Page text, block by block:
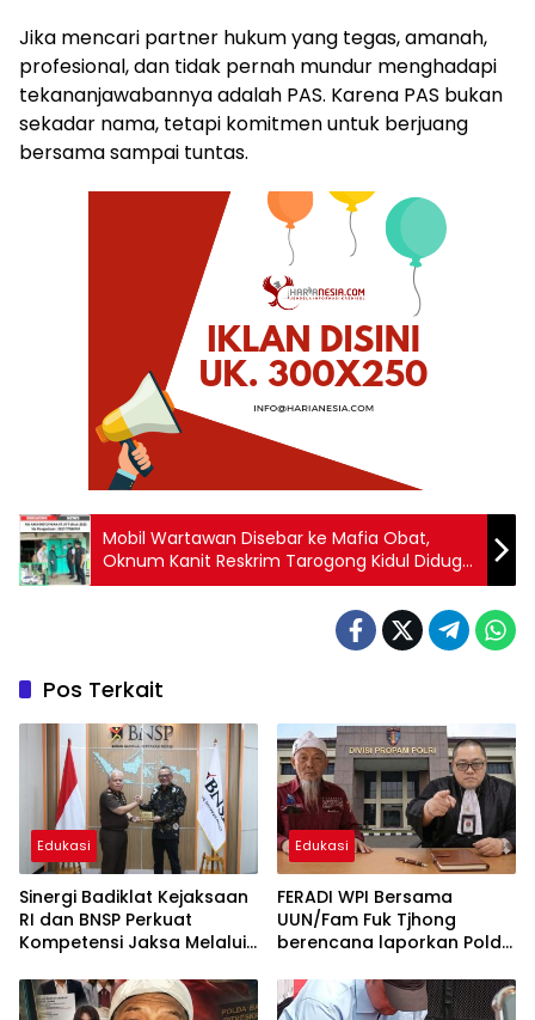
Jika mencari partner hukum yang tegas, amanah,
profesional, dan tidak pernah mundur menghadapi
tekananjawabannya adalah PAS. Karena PAS bukan
sekadar nama, tetapi komitmen untuk berjuang
bersama sampai tuntas.
Mobil Wartawan Disebar ke Mafia Obat,
Oknum Kanit Reskrim Tarogong Kidul Diduga
Tak Waras Demi Uang Koordinasi
Pos Terkait
Edukasi
Sinergi Badiklat Kejaksaan
RI dan BNSP Perkuat
Kompetensi Jaksa Melalui
Edukasi
FERADI WPI Bersama
UUN/Fam Fuk Tjhong
berencana laporkan Polda
Polri, Hingga saat ini
terduga Dalang Penculikan